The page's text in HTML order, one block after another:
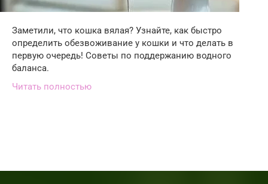
Заметили, что кошка вялая? Узнайте, как быстро
определить обезвоживание у кошки и что делать в
первую очередь! Советы по поддержанию водного
баланса.
Читать полностью